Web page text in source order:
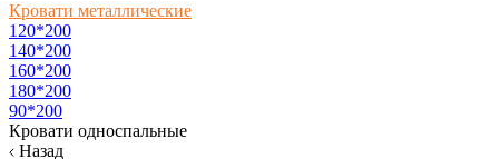
Кровати металлические
120*200
140*200
160*200
180*200
90*200
Кровати односпальные
Назад